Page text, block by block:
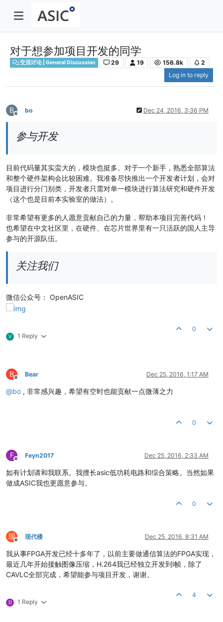
对于想参加项目开发的同学
交流讨论 | General Discussion 29 19 156.8k
2
Log in to reply
B
Offline
bo Dec 24, 2016, 3:36 PM
参与开发
目前代码量其实蛮大的，模块也挺多。对于一个新手，熟悉全部算法
和整个硬件架构会比较困难。我准备尽快推出一个开发者计划，会对
项目进行分门别类，开发者只需对单一模块进行算法研究和硬件开发
（这个也是目前本实验室的做法）。
非常希望有更多的人愿意贡献自己的力量，帮助本项目完善代码！
也希望在中文社区里，在硬件、在芯片世界里有一只活跃的国人主导
参与的开源队伍。
关注我们
微信公众号： OpenASIC
V 1 Reply
0
B
Offline
Bear Dec 25, 2016, 1:17 AM
@bo , 非常感兴趣，希望有空时也能贡献一点微薄之力
0
F
Offline
Feyn2017 Dec 25, 2016, 2:33 AM
如有计划请和我联系。我擅长asic低功耗电路和综合策略。当然如果
做成ASIC我也更愿意参与。
0
现
Offline
现代楼 Dec 25, 2016, 8:31 AM
我从事FPGA开发已经十多年了，以前主要做通信算法的FPGA实现，
最近几年开始接触图像压缩，H.264我已经独立开发到I帧，除了
CAVLC全部完成，希望能参与项目开发，谢谢。
D 1 Reply
4